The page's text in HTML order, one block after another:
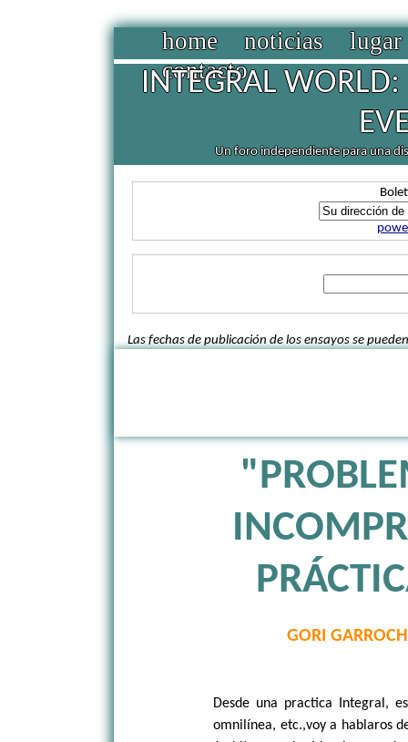
home noticias
lugar
contacto
INTEGRAL WORLD:
Un foro independiente para una
Las fechas de publicación de los ensayos se
GORI
Desde una practica Integral,
omnilínea, etc.,voy a hablaros